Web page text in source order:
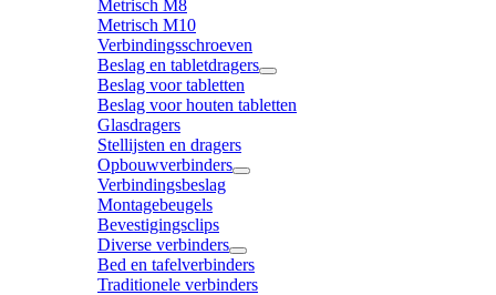
Metrisch M8
Metrisch M10
Verbindingsschroeven
Beslag en tabletdragers
Beslag voor tabletten
Beslag voor houten tabletten
Glasdragers
Stellijsten en dragers
Opbouwverbinders
Verbindingsbeslag
Montagebeugels
Bevestigingsclips
Diverse verbinders
Bed en tafelverbinders
Traditionele verbinders